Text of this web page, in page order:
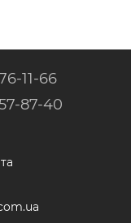
11-66
87-40